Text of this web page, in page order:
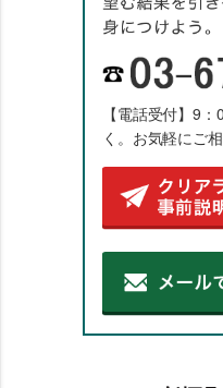
【電話受付】9
く。お気軽にご